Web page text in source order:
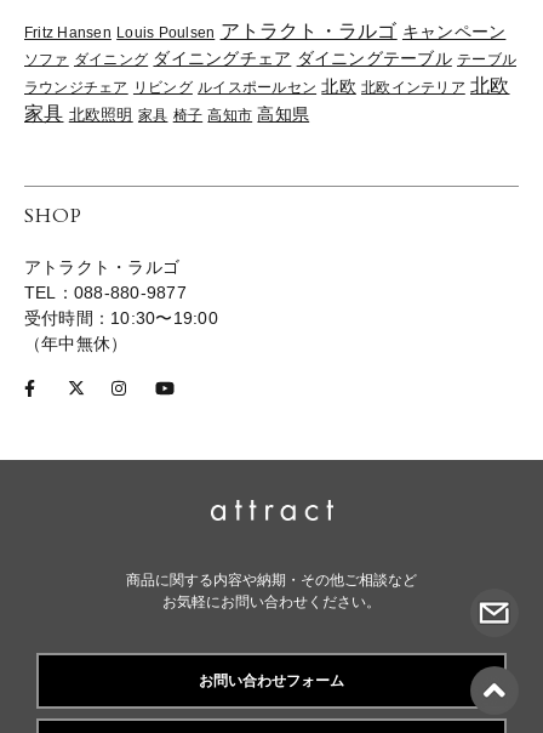
Fritz Hansen Louis Poulsen アトラクト・ラルゴ キャンペーン
ソファ ダイニング ダイニングチェア ダイニングテーブル テーブル
ラウンジチェア リビング ルイスポールセン 北欧 北欧インテリア 北欧
家具 北欧照明 家具 椅子 高知市 高知県
SHOP
アトラクト・ラルゴ
TEL：088-880-9877
受付時間：10:30〜19:00
（年中無休）
商品に関する内容や納期・その他ご相談など
お気軽にお問い合わせください。
お問い合わせフォーム